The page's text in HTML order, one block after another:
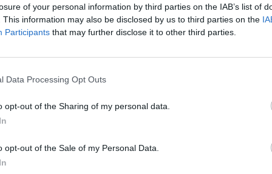
of your personal information by third parties on the IAB’s list of
This information may also be disclosed by us to third parties on the
Participants that may further disclose it to other third parties.
Data Processing Opt Outs
opt-out of the Sharing of my personal data.
opt-out of the Sale of my Personal Data.
funcional conocido como
mountain climber
transformar un entrenamiento individual en
del entorno tradicional del gimnasio, vinculando la
Para validar los movimientos de manera
y un juez oficial sobre el terreno. Además del reto
el transporte y la dinamización de la
récord es una parte importante de la acción, pero
está en la energía colectiva que se genera al reunir
ha explicado